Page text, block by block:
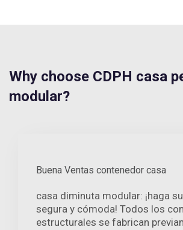
Why choose CDPH casa
modular?
Buena Ventas contenedor casa
casa diminuta modular: ¡haga
segura y cómoda! Todos los
estructurales se fabrican